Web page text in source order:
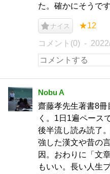
た。確かにそうです
ナイス ★12
コメント(0)
Nobu A
齋藤孝先生著書8
く。1日1遍ペース
後半流し読み読了
強した漢文や昔の
因。おわりに「文
もいい。長い人生